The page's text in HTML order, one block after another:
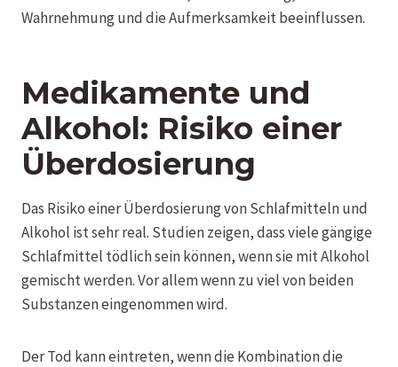
Wahrnehmung und die Aufmerksamkeit beeinflussen.
Medikamente und
Alkohol: Risiko einer
Überdosierung
Das Risiko einer Überdosierung von Schlafmitteln und
Alkohol ist sehr real. Studien zeigen, dass viele gängige
Schlafmittel tödlich sein können, wenn sie mit Alkohol
gemischt werden. Vor allem wenn zu viel von beiden
Substanzen eingenommen wird.
Der Tod kann eintreten, wenn die Kombination die